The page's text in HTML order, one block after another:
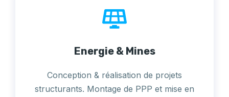
Energie & Mines
Conception & réalisation de projets
structurants. Montage de PPP et mise en